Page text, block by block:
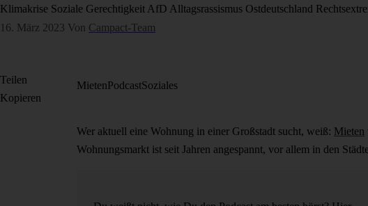
Klimakrise Soziale Gerechtigkeit AfD Alltagsrassismus Ostdeutschland
16. März 2023 Von Campact-Team
MietenPodcastSoziales
Wer aktuell eine Wohnung in einer Großstadt sucht, weiß: Mieten
Wohnungsmarkt ist seit Jahren angespannt, vor allem in den
Teilen
Kopieren